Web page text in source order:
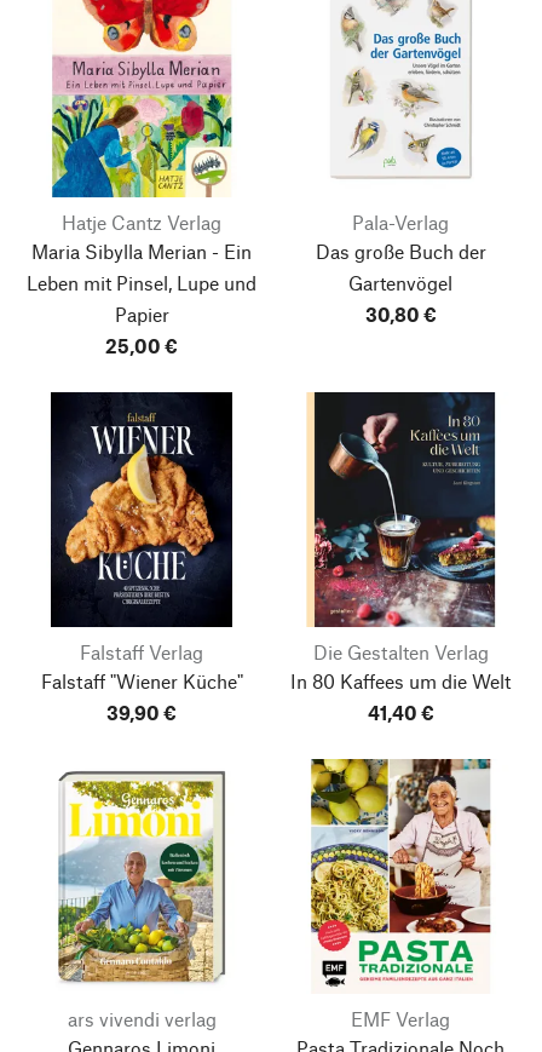
Hatje Cantz Verlag
Maria Sibylla Merian - Ein
Leben mit Pinsel, Lupe und
Papier
25,00 €
Pala-Verlag
Das große Buch der
Gartenvögel
30,80 €
Falstaff Verlag
Falstaff "Wiener Küche"
39,90 €
Die Gestalten Verlag
In 80 Kaffees um die Welt
41,40 €
ars vivendi verlag
EMF Verlag
Nach oben